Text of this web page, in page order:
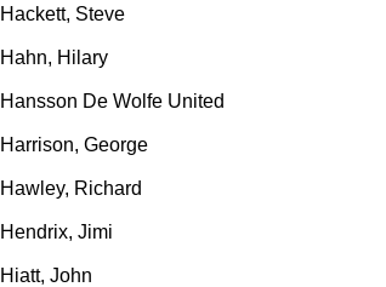
Hackett, Steve
Hahn, Hilary
Hansson De Wolfe United
Harrison, George
Hawley, Richard
Hendrix, Jimi
Hiatt, John